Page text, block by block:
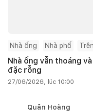
Nhà ống Nhà phố
Nhà ống vẫn thoáng
đặc rỗng
27/06/2026, lúc 10:00
Quân Hoàng